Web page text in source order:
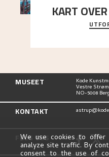
KART
Utforsk stedene og
MUSEET Kode
Vestre
NO-5008
KONTAKT
FØLG OSS
We use cookies to offer
analyze site traffic. By
consent to the use of